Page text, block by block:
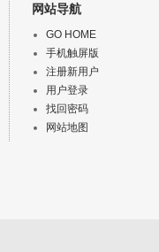
网站导航
GO HOME
手机触屏版
注册新用户
用户登录
找回密码
网站地图